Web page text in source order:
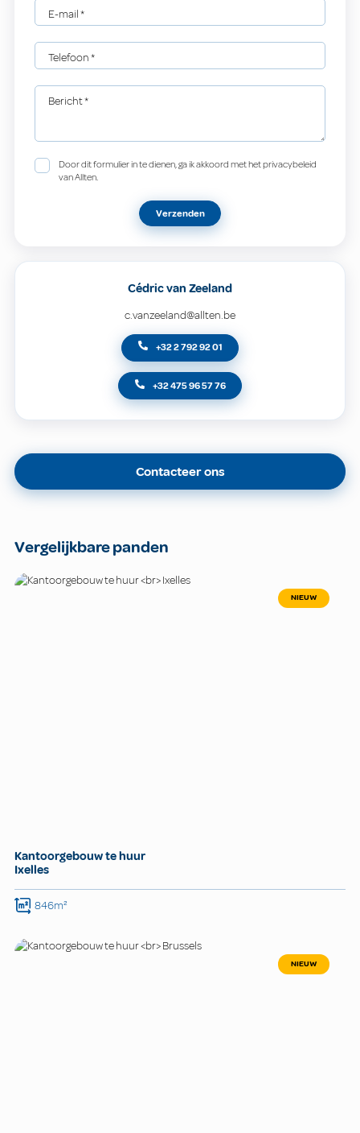
E-mail*
Telefoon*
Bericht*
Door dit formulier in te dienen, ga ik akkoord met het privacybeleid
van Allten.
Verzenden
Cédric van Zeeland
c.vanzeeland@allten.be
+32 2 792 92 01
+32 475 96 57 76
Contacteer ons
Vergelijkbare panden
NIEUW
Kantoorgebouw te huur
Ixelles
846m²
NIEUW